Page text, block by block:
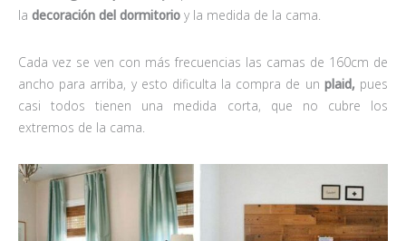
la decoración del dormitorio y la medida de la cama.
Cada vez se ven con más frecuencias las camas de 160cm de
ancho para arriba, y esto dificulta la compra de un plaid, pues
casi todos tienen una medida corta, que no cubre los
extremos de la cama.